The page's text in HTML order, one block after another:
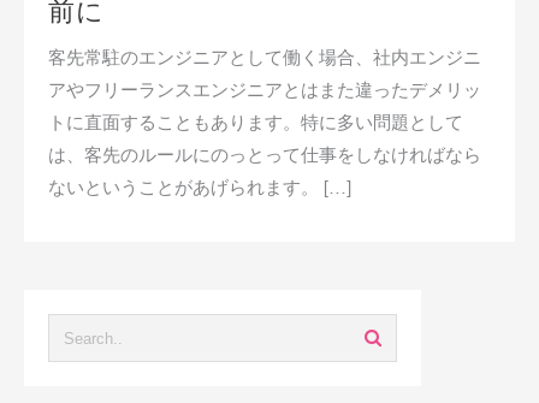
前に
客先常駐のエンジニアとして働く場合、社内エンジニ
アやフリーランスエンジニアとはまた違ったデメリッ
トに直面することもあります。特に多い問題として
は、客先のルールにのっとって仕事をしなければなら
ないということがあげられます。 […]